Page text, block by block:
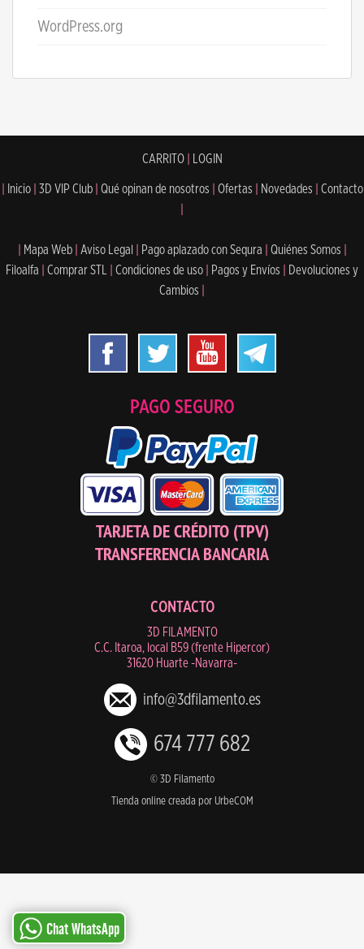
WordPress.org
CARRITO| LOGIN
Inicio 3D VIP Club Qué opinan de nosotros Ofertas Novedades
Contacto
Mapa Web Aviso Legal Pago aplazado con Sequra Quiénes Somos
Filoalfa
Comprar STL Condiciones de uso Pagos y Envíos
Devoluciones y
Cambios
PAGO SEGURO
TARJETA DE CRÉDITO (TPV)
TRANSFERENCIA BANCARIA
CONTACTO
3D FILAMENTO
C.C. Itaroa, local B59 (frente Hipercor)
31620 Huarte -Navarra-
info@3dfilamento.es
674 777 682
© 3D Filamento
Tienda online creada por UrbeCOM
Chat WhatsApp